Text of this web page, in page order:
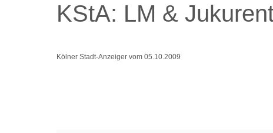
KStA: LM &
Kölner Stadt-Anzeiger vom 05.10.2009